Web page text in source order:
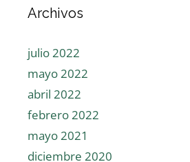
Archivos
julio 2022
mayo 2022
abril 2022
febrero 2022
mayo 2021
diciembre 2020